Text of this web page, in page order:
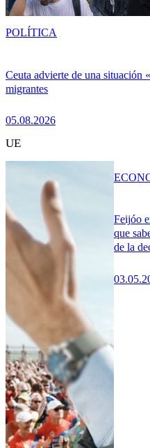
Ceuta advierte de una situación
migrantes
05.08.2026
POLÍTICA
UE
Feijóo
que
de la